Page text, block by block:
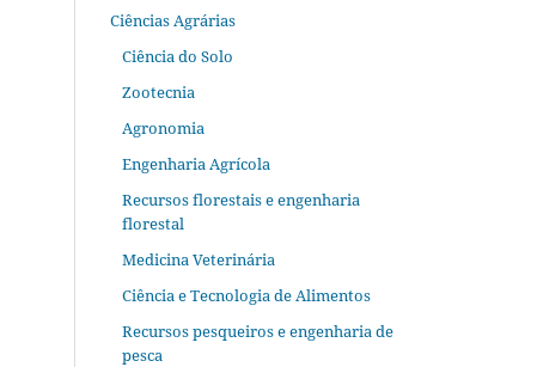
Ciências Agrárias
Ciência do Solo
Zootecnia
Agronomia
Engenharia Agrícola
Recursos florestais e engenharia
florestal
Medicina Veterinária
Ciência e Tecnologia de Alimentos
Recursos pesqueiros e engenharia de
pesca